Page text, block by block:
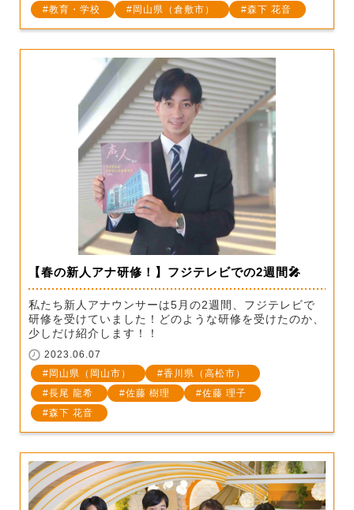
教育・学校 岡山県（倉敷市） 森下 花音
【春の新人アナ研修！】フジテレビでの2週間🎤
私たち新人アナウンサーは5月の2週間、フジテレビで
研修を受けていました！どのような研修を受けたのか、
少しだけ紹介します！！
2023.06.07
岡山県（岡山市）
香川県（高松市）
長尾 龍希
佐藤 樹理
佐藤 理子
森下 花音